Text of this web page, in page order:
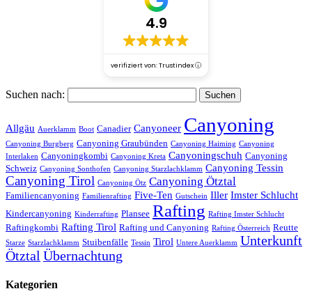
4.9
verifiziert von: Trustindex
Suchen nach:
Allgäu Auerklamm Boot Canadier Canyoneer Canyoning
Canyoning Burgberg Canyoning Graubünden Canyoning Haiming Canyoning
Interlaken Canyoningkombi Canyoning Kreta Canyoningschuh Canyoning
Schweiz Canyoning Sonthofen Canyoning Starzlachklamm Canyoning Tessin
Canyoning Tirol Canyoning Ötz Canyoning Ötztal
Familiencanyoning Familienrafting Five-Ten Gutschein Iller Imster Schlucht
Kindercanyoning Kinderrafting Plansee Rafting Rafting Imster Schlucht
Raftingkombi Rafting Tirol Rafting und Canyoning Rafting Österreich Reutte
Starze Starzlachklamm Stuibenfälle Tessin Tirol Untere Auerklamm Unterkunft
Ötztal Übernachtung
Kategorien